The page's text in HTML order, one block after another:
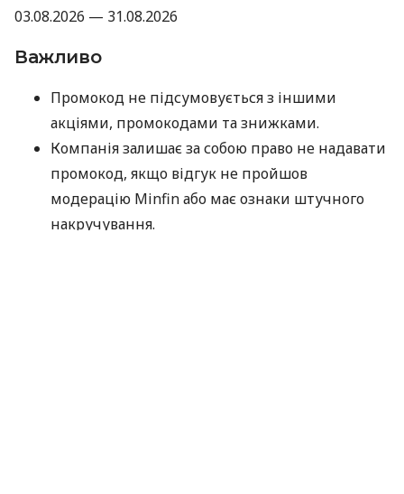
03.08.2026 — 31.08.2026
Важливо
Промокод не підсумовується з іншими
акціями, промокодами та знижками.
Компанія залишає за собою право не надавати
промокод, якщо відгук не пройшов
модерацію Minfin або має ознаки штучного
накручування.